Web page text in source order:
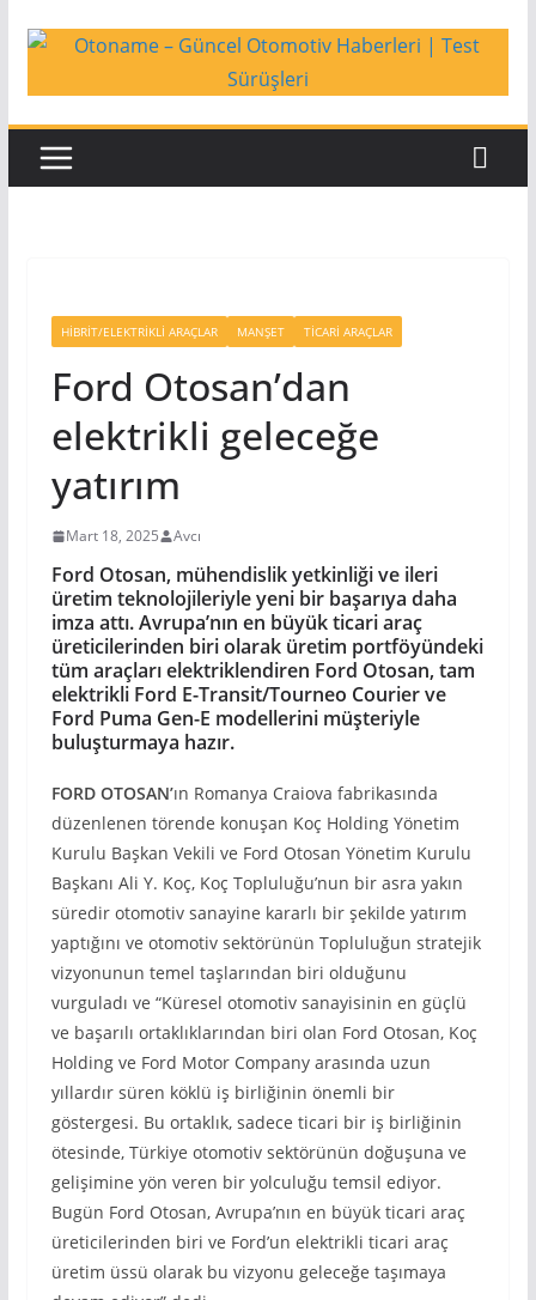
HIBRIT/ELEKTRIKLI ARAÇLAR MANŞET TICARI ARAÇLAR
Ford Otosan’dan
elektrikli geleceğe
yatırım
Mart 18, 2025 Avcı
Ford Otosan, mühendislik yetkinliği ve ileri
üretim teknolojileriyle yeni bir başarıya daha
imza attı. Avrupa’nın en büyük ticari araç
üreticilerinden biri olarak üretim portföyündeki
tüm araçları elektriklendiren Ford Otosan, tam
elektrikli Ford E-Transit/Tourneo Courier ve
Ford Puma Gen-E modellerini müşteriyle
buluşturmaya hazır.
FORD OTOSAN’ın Romanya Craiova fabrikasında
düzenlenen törende konuşan Koç Holding Yönetim
Kurulu Başkan Vekili ve Ford Otosan Yönetim Kurulu
Başkanı Ali Y. Koç, Koç Topluluğu’nun bir asra yakın
süredir otomotiv sanayine kararlı bir şekilde yatırım
yaptığını ve otomotiv sektörünün Topluluğun stratejik
vizyonunun temel taşlarından biri olduğunu
vurguladı ve “Küresel otomotiv sanayisinin en güçlü
ve başarılı ortaklıklarından biri olan Ford Otosan, Koç
Holding ve Ford Motor Company arasında uzun
yıllardır süren köklü iş birliğinin önemli bir
göstergesi. Bu ortaklık, sadece ticari bir iş birliğinin
ötesinde, Türkiye otomotiv sektörünün doğuşuna ve
gelişimine yön veren bir yolculuğu temsil ediyor.
Bugün Ford Otosan, Avrupa’nın en büyük ticari araç
üreticilerinden biri ve Ford’un elektrikli ticari araç
üretim üssü olarak bu vizyonu geleceğe taşımaya